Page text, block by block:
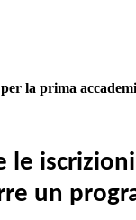
la prima
le
un